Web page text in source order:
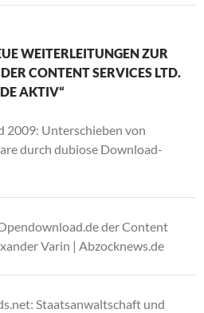
WEITERLEITUNGEN ZUR
CONTENT SERVICES LTD.
AKTIV“
2009: Unterschieben von
durch dubiose Download-
der Content
Varin | Abzocknews.de
Staatsanwaltschaft und